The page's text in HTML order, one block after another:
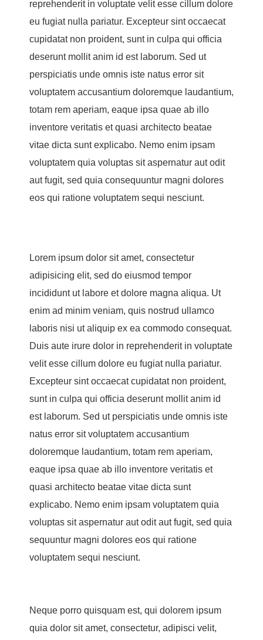
reprehenderit in voluptate velit esse cillum dolore
eu fugiat nulla pariatur. Excepteur sint occaecat
cupidatat non proident, sunt in culpa qui officia
deserunt mollit anim id est laborum. Sed ut
perspiciatis unde omnis iste natus error sit
voluptatem accusantium doloremque laudantium,
totam rem aperiam, eaque ipsa quae ab illo
inventore veritatis et quasi architecto beatae
vitae dicta sunt explicabo. Nemo enim ipsam
voluptatem quia voluptas sit aspernatur aut odit
aut fugit, sed quia consequuntur magni dolores
eos qui ratione voluptatem sequi nesciunt.
Lorem ipsum dolor sit amet, consectetur
adipisicing elit, sed do eiusmod tempor
incididunt ut labore et dolore magna aliqua. Ut
enim ad minim veniam, quis nostrud ullamco
laboris nisi ut aliquip ex ea commodo consequat.
Duis aute irure dolor in reprehenderit in voluptate
velit esse cillum dolore eu fugiat nulla pariatur.
Excepteur sint occaecat cupidatat non proident,
sunt in culpa qui officia deserunt mollit anim id
est laborum. Sed ut perspiciatis unde omnis iste
natus error sit voluptatem accusantium
doloremque laudantium, totam rem aperiam,
eaque ipsa quae ab illo inventore veritatis et
quasi architecto beatae vitae dicta sunt
explicabo. Nemo enim ipsam voluptatem quia
voluptas sit aspernatur aut odit aut fugit, sed quia
sequuntur magni dolores eos qui ratione
voluptatem sequi nesciunt.
Neque porro quisquam est, qui dolorem ipsum
quia dolor sit amet, consectetur, adipisci velit,